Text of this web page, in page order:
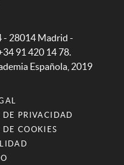
- 28014 Madrid -
91 420 14 78.
Española, 2019
DE PRIVACIDAD
COOKIES